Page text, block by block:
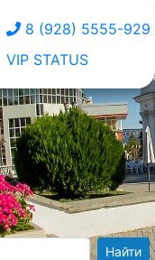
8 (928) 5555-929
VIP STATUS
Найти